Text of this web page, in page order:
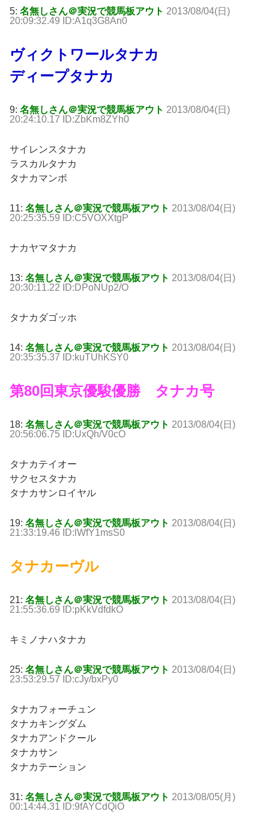
5: 名無しさん＠実況で競馬板アウト 2013/08/04(日)
20:09:32.49 ID:A1q3G8An0
ヴィクトワールタナカ
ディープタナカ
9: 名無しさん＠実況で競馬板アウト 2013/08/04(日)
20:24:10.17 ID:ZbKm8ZYh0
サイレンスタナカ
ラスカルタナカ
タナカマンボ
11: 名無しさん＠実況で競馬板アウト 2013/08/04(日)
20:25:35.59 ID:C5VOXXtgP
ナカヤマタナカ
13: 名無しさん＠実況で競馬板アウト 2013/08/04(日)
20:30:11.22 ID:DPoNUp2/O
タナカダゴッホ
14: 名無しさん＠実況で競馬板アウト 2013/08/04(日)
20:35:35.37 ID:kuTUhKSY0
第80回東京優駿優勝 タナカ号
18: 名無しさん＠実況で競馬板アウト 2013/08/04(日)
20:56:06.75 ID:UxQh/V0cO
タナカテイオー
サクセスタナカ
タナカサンロイヤル
19: 名無しさん＠実況で競馬板アウト 2013/08/04(日)
21:33:19.46 ID:lWfY1msS0
タナカーヴル
21: 名無しさん＠実況で競馬板アウト 2013/08/04(日)
21:55:36.69 ID:pKkVdfdkO
キミノナハタナカ
25: 名無しさん＠実況で競馬板アウト 2013/08/04(日)
23:53:29.57 ID:cJy/bxPy0
タナカフォーチュン
タナカキングダム
タナカアンドクール
タナカサン
タナカテーション
31: 名無しさん＠実況で競馬板アウト 2013/08/05(月)
00:14:44.31 ID:9fAYCdQiO